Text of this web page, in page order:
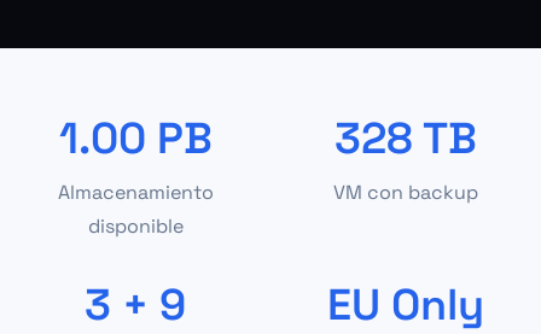
1.00 PB
Almacenamiento
disponible
328 TB
VM con backup
3 + 9 EU Only